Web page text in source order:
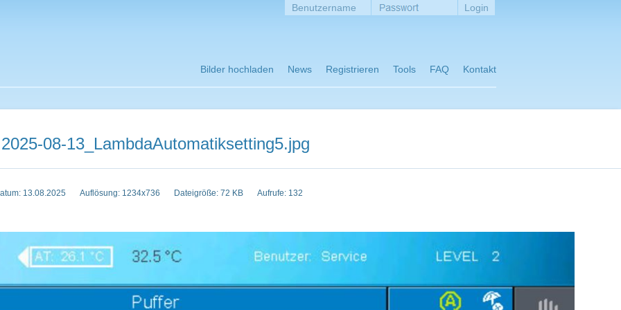
Kontakt
FAQ
Tools
Registrieren
News
Bilder hochladen
2025-08-13_LambdaAutomatiksetting5.jpg
13.08.2025 Auflösung: 1234x736 Dateigröße: 72 KB Aufrufe: 132